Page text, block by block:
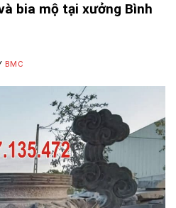
bia mộ tại xưởng Bình
BMC